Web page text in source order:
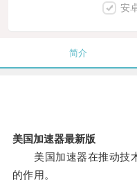
安
简介
美国加速器最新版
美国加速器在推动技术
的作用。